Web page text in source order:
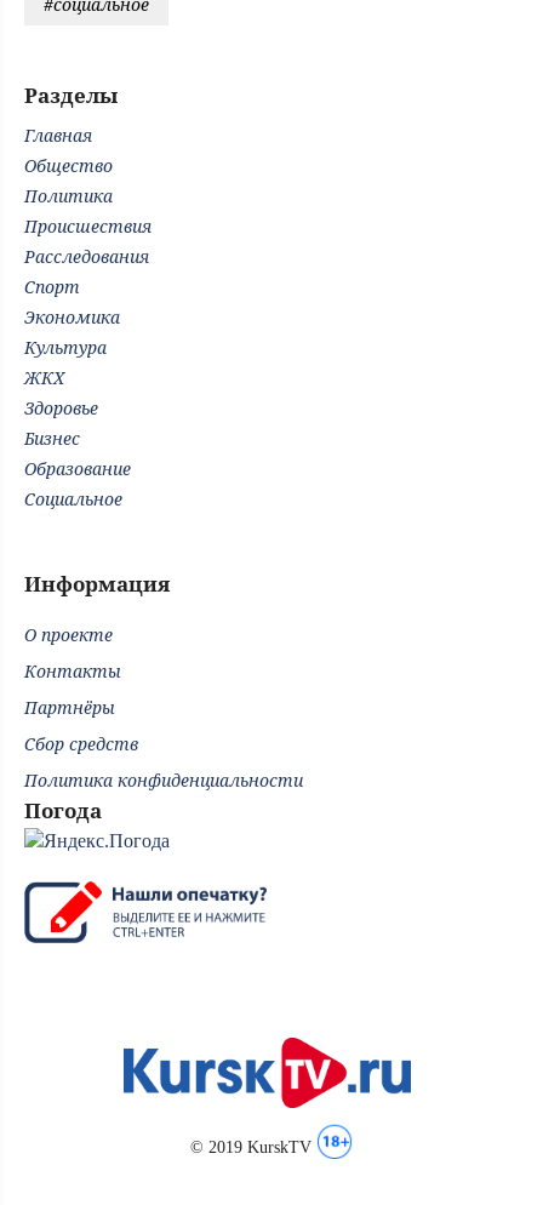
#социальное
Разделы
Главная
Общество
Политика
Происшествия
Расследования
Спорт
Экономика
Культура
ЖКХ
Здоровье
Бизнес
Образование
Социальное
Информация
О проекте
Контакты
Партнёры
Сбор средств
Политика конфиденциальности
Погода
© 2019 KurskTV